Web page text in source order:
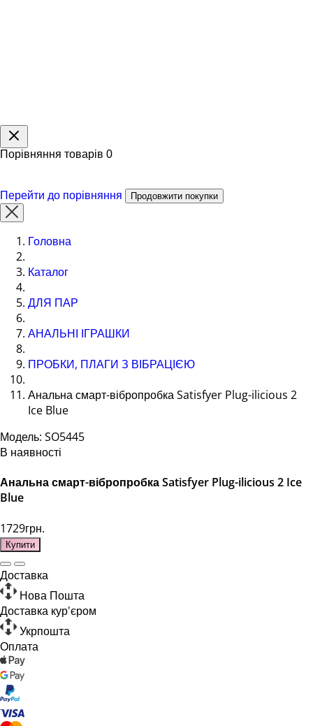
Порівняння товарів 0
Перейти до порівняння Продовжити покупки
Головна
Каталог
ДЛЯ ПАР
АНАЛЬНІ ІГРАШКИ
ПРОБКИ, ПЛАГИ З ВІБРАЦІЄЮ
Анальна смарт-вібропробка Satisfyer Plug-ilicious 2
Ice Blue
Модель: SO5445
В наявності
Анальна смарт-вібропробка Satisfyer Plug-ilicious 2 Ice
Blue
1729грн.
Купити
Доставка
Нова Пошта
Доставка кур'єром
Укрпошта
Оплата